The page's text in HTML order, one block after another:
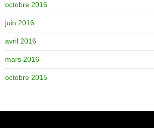
octobre 2016
juin 2016
avril 2016
mars 2016
octobre 2015